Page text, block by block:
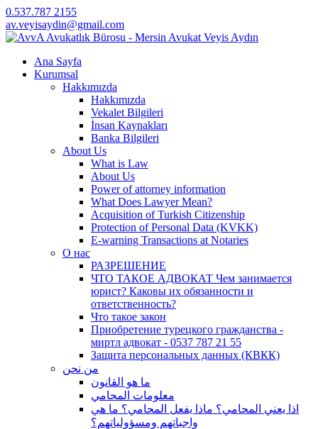
0.537.787 2155
av.veyisaydin@gmail.com
Ana Sayfa
Kurumsal
Hakkımızda
Hakkımızda
Vekalet Bilgileri
İnsan Kaynakları
Banka Bilgileri
About Us
What is Law
About Us
Power of attorney information
What Does Lawyer Mean?
Acquisition of Turkish Citizenship
Protection of Personal Data (KVKK)
E-warning Transactions at Notaries
О нас
РАЗРЕШЕНИЕ
ЧТО ТАКОЕ АДВОКАТ Чем занимается
юрист? Каковы их обязанности и
ответственность?
Что такое закон
Приобретение турецкого гражданства -
миртл адвокат - 0537 787 21 55
Защита персональных данных (КВКК)
من نحن
ما هو القانون
معلومات المحامي
اذا يعني المحامي؟ ماذا يفعل المحامي؟ ما هي
واجباتهم ومسؤولياتهم؟